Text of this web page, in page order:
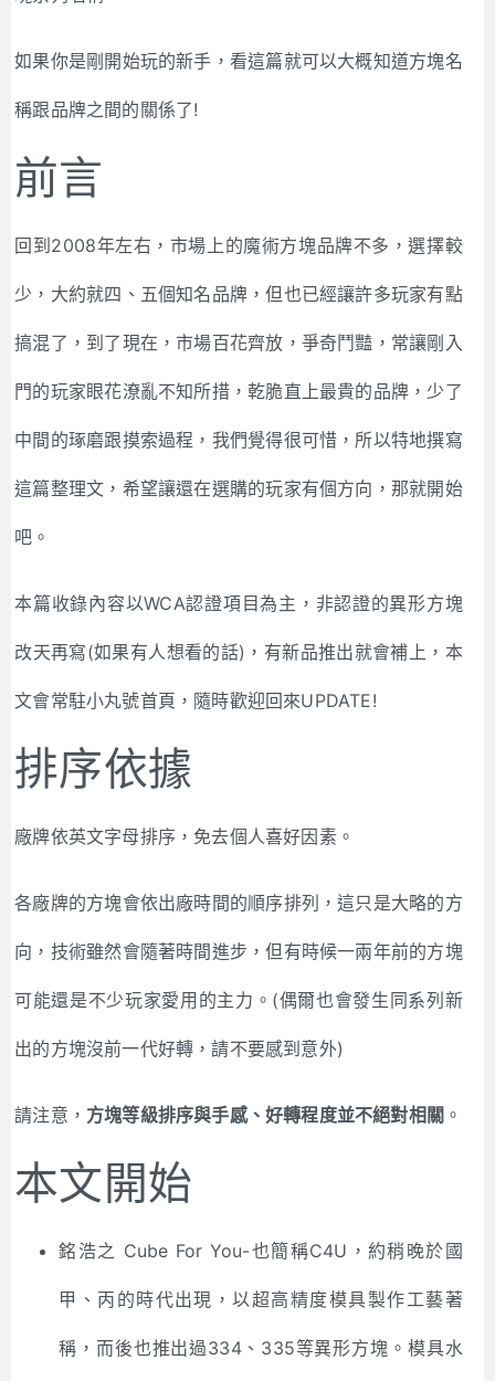
如果你是剛開始玩的新手，看這篇就可以大概知道方塊名
稱跟品牌之間的關係了!
前言
回到2008年左右，市場上的魔術方塊品牌不多，選擇較
少，大約就四、五個知名品牌，但也已經讓許多玩家有點
搞混了，到了現在，市場百花齊放，爭奇鬥豔，常讓剛入
門的玩家眼花潦亂不知所措，乾脆直上最貴的品牌，少了
中間的琢磨跟摸索過程，我們覺得很可惜，所以特地撰寫
這篇整理文，希望讓還在選購的玩家有個方向，那就開始
吧。
本篇收錄內容以WCA認證項目為主，非認證的異形方塊
改天再寫(如果有人想看的話)，有新品推出就會補上，本
文會常駐小丸號首頁，隨時歡迎回來UPDATE!
排序依據
廠牌依英文字母排序，免去個人喜好因素。
各廠牌的方塊會依出廠時間的順序排列，這只是大略的方
向，技術雖然會隨著時間進步，但有時候一兩年前的方塊
可能還是不少玩家愛用的主力。(偶爾也會發生同系列新
出的方塊沒前一代好轉，請不要感到意外)
請注意， 方塊等級排序與手感、好轉程度並不絕對相關 。
本文開始
銘浩之 Cube For You-也簡稱C4U，約稍晚於國
甲、丙的時代出現，以超高精度模具製作工藝著
稱，而後也推出過334、335等異形方塊。模具水